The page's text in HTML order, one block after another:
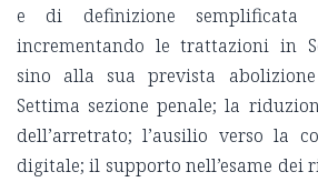
e di definizione semplificata
incrementando le trattazioni in
sino alla sua prevista
Settima sezione penale; la
dell’arretrato; l’ausilio verso la
digitale; il supporto nell’esame dei